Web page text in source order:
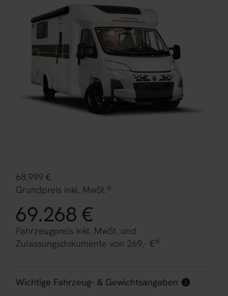
68.999 €
Grundpreis inkl. MwSt.a)
69.268 €
Fahrzeugpreis inkl. MwSt. und
Zulassungsdokumente von 269,- €a)
Wichtige Fahrzeug- & Gewichtsangaben